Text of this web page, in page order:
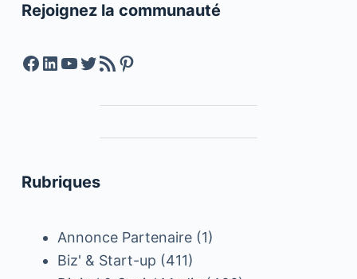
Rejoignez la communauté
Facebook
LinkedIn
YouTube
Twitter
Feed RSSPinterest
Rubriques
Annonce Partenaire(1)
Biz' & Start-up (411)